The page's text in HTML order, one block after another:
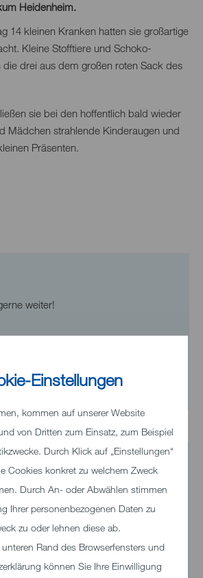
Einstellungen
kommen auf unserer Website
von Dritten zum Einsatz, zum Beispiel
Durch Klick auf „Einstellungen“
Cookies konkret zu welchem Zweck
Durch An- oder Abwählen stimmen
Ihrer personenbezogenen Daten zu
zu oder lehnen diese ab.
Rand des Browserfensters und
können Sie Ihre Einwilligung
Heidenheim.
14 kleinen Kranken hatten sie großartige
Kleine Stofftiere und Schoko-
die drei aus dem großen roten Sack des
sie bei den hoffentlich bald wieder
Mädchen strahlende Kinderaugen und
Präsenten.
weiter!
0